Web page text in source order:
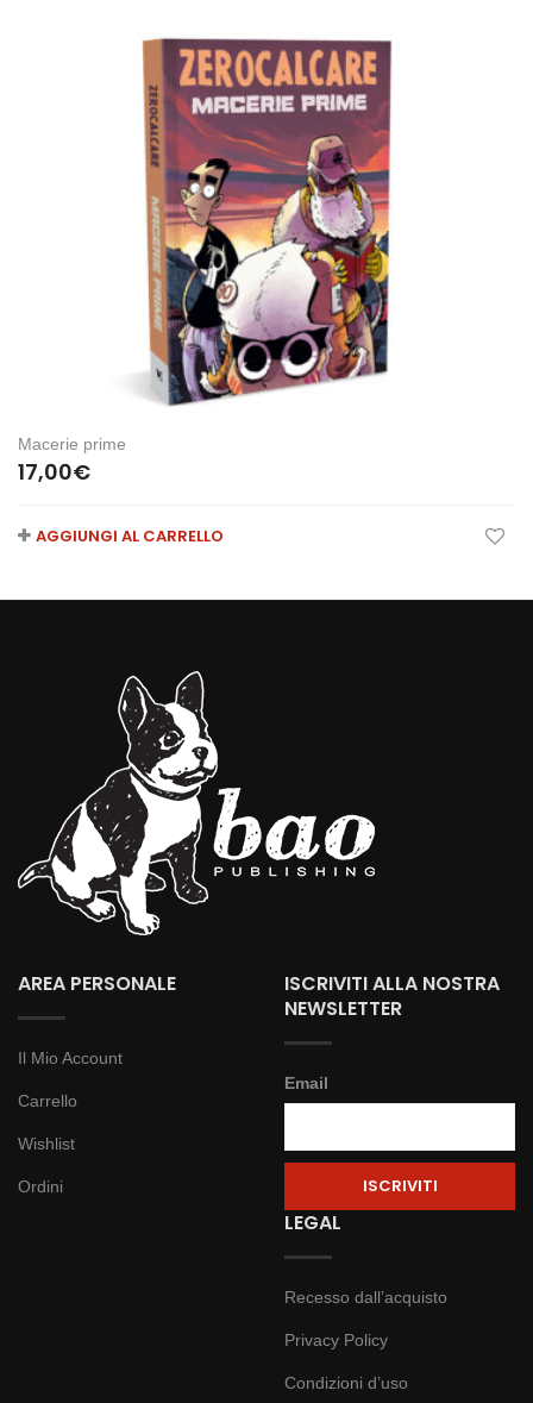
Macerie prime
17,00€
AGGIUNGI AL CARRELLO
AREA PERSONALE
Il Mio Account
Carrello
Wishlist
Ordini
ISCRIVITI ALLA NOSTRA
NEWSLETTER
Email
LEGAL
Recesso dall’acquisto
Privacy Policy
Condizioni d’uso